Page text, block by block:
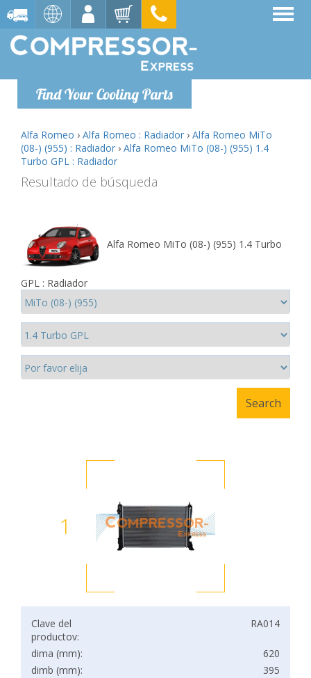
Find Your Cooling Parts
Alfa Romeo › Alfa Romeo : Radiador › Alfa Romeo MiTo
(08-) (955) : Radiador › Alfa Romeo MiTo (08-) (955) 1.4
Turbo GPL : Radiador
Resultado de búsqueda
Alfa Romeo MiTo (08-) (955) 1.4 Turbo
GPL : Radiador
1
Clave del
productov:
RA014
dima (mm):
620
dimb (mm):
395